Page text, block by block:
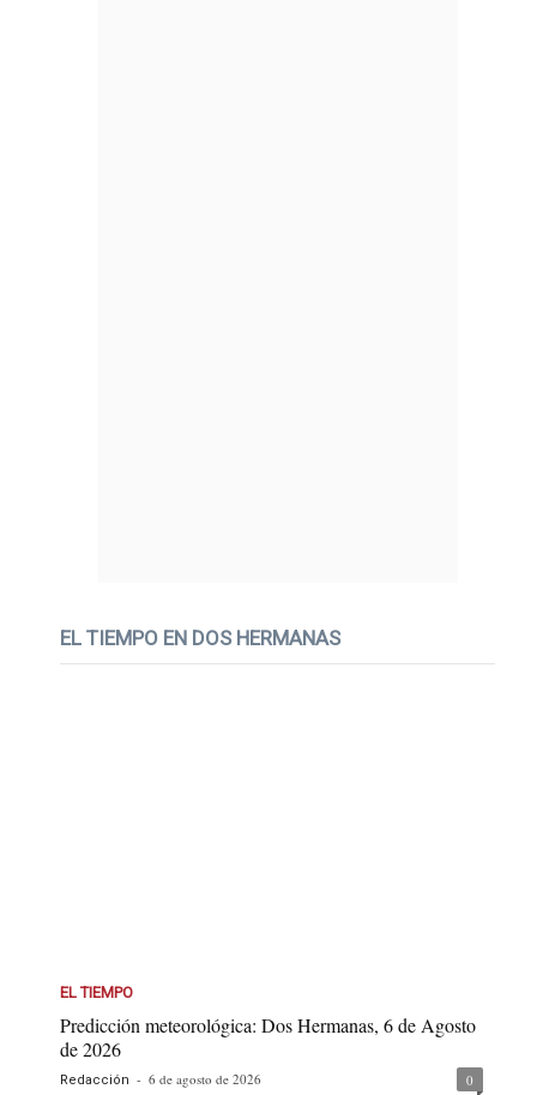
EL TIEMPO EN DOS HERMANAS
EL TIEMPO
Predicción meteorológica: Dos Hermanas, 6 de Agosto
de 2026
Redacción - 6 de agosto de 2026 0